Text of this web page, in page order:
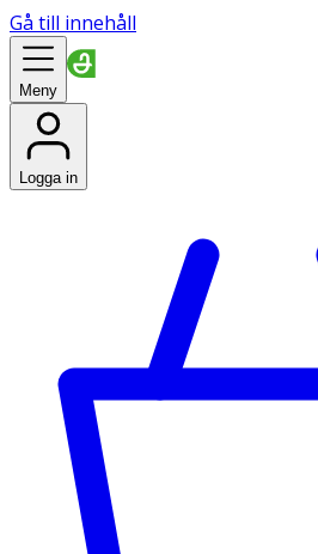
Gå till innehåll
Meny
Logga in